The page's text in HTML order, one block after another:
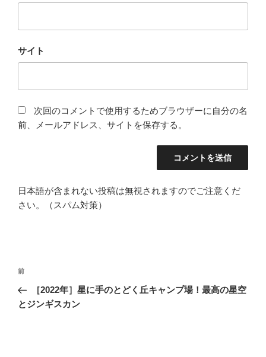
サイト
次回のコメントで使用するためブラウザーに自分の名
前、メールアドレス、サイトを保存する。
日本語が含まれない投稿は無視されますのでご注意くだ
さい。（スパム対策）
投
ナ
前
の
投
前
［2022年］星に手のとどく丘キャンプ場！最高の星空
とジンギスカン